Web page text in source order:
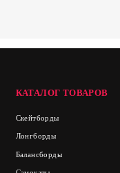
КАТАЛОГ ТОВАРОВ
Скейтборды
Лонгборды
Балансборды